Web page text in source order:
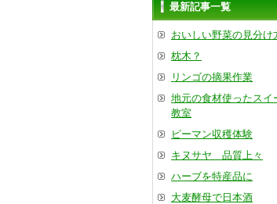
最新記事一覧
おいしい野菜の見分け
枕木？
リンゴの摘果作業
地元の食材使ったスイ
教室
ピーマン収穫体験
キヌサヤ 品質上々
ハーブを特産品に
大麦酵母で日本酒